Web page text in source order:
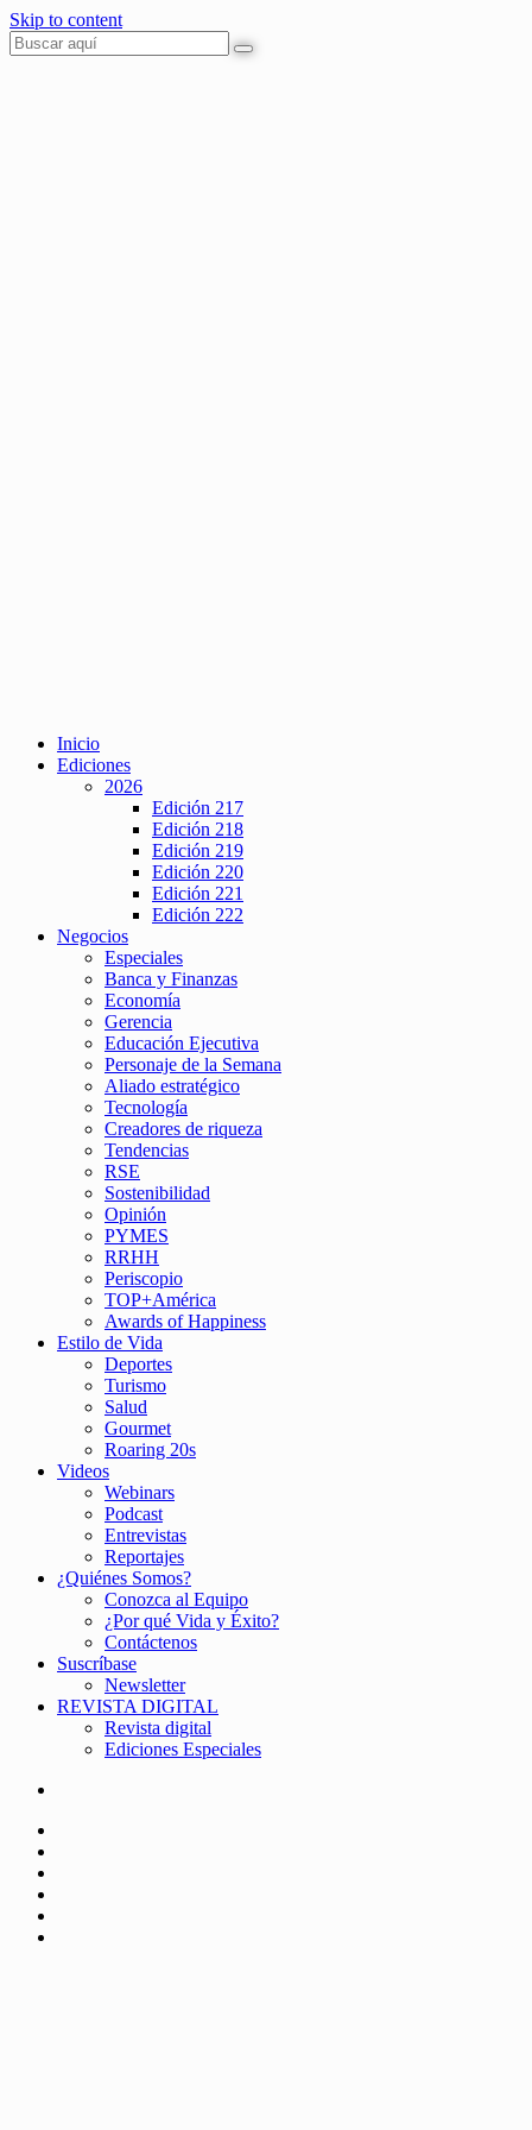
Skip to content
Inicio
Ediciones
2026
Edición 217
Edición 218
Edición 219
Edición 220
Edición 221
Edición 222
Negocios
Especiales
Banca y Finanzas
Economía
Gerencia
Educación Ejecutiva
Personaje de la Semana
Aliado estratégico
Tecnología
Creadores de riqueza
Tendencias
RSE
Sostenibilidad
Opinión
PYMES
RRHH
Periscopio
TOP+América
Awards of Happiness
Estilo de Vida
Deportes
Turismo
Salud
Gourmet
Roaring 20s
Videos
Webinars
Podcast
Entrevistas
Reportajes
¿Quiénes Somos?
Conozca al Equipo
¿Por qué Vida y Éxito?
Contáctenos
Suscríbase
Newsletter
REVISTA DIGITAL
Revista digital
Ediciones Especiales